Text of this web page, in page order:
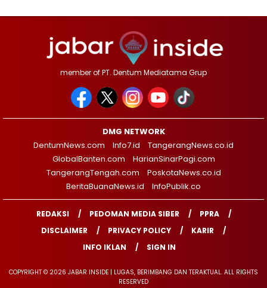
member of PT. Dentum Mediatama Grup
DMG NETWORK
DentumNews.com
Info7.id
TangerangNews.co.id
GlobalBanten.com
HarianSinarPagi.com
TangerangTengah.com
PoskotaNews.co.id
BeritaBuanaNews.id
InfoPublik.co
REDAKSI PEDOMAN MEDIA SIBER
PPRA
DISCLAIMER
PRIVACY POLICY
KARIR
INFO IKLAN
SIGN IN
COPYRIGHT © 2026 JABAR INSIDE | LUGAS, BERIMBANG DAN TERAKTUAL. ALL RIGHTS
RESERVED